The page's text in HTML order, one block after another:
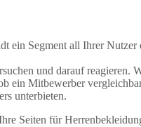
ein Segment all Ihrer Nutzer
und darauf reagieren.
ein Mitbewerber
unterbieten.
Seiten für